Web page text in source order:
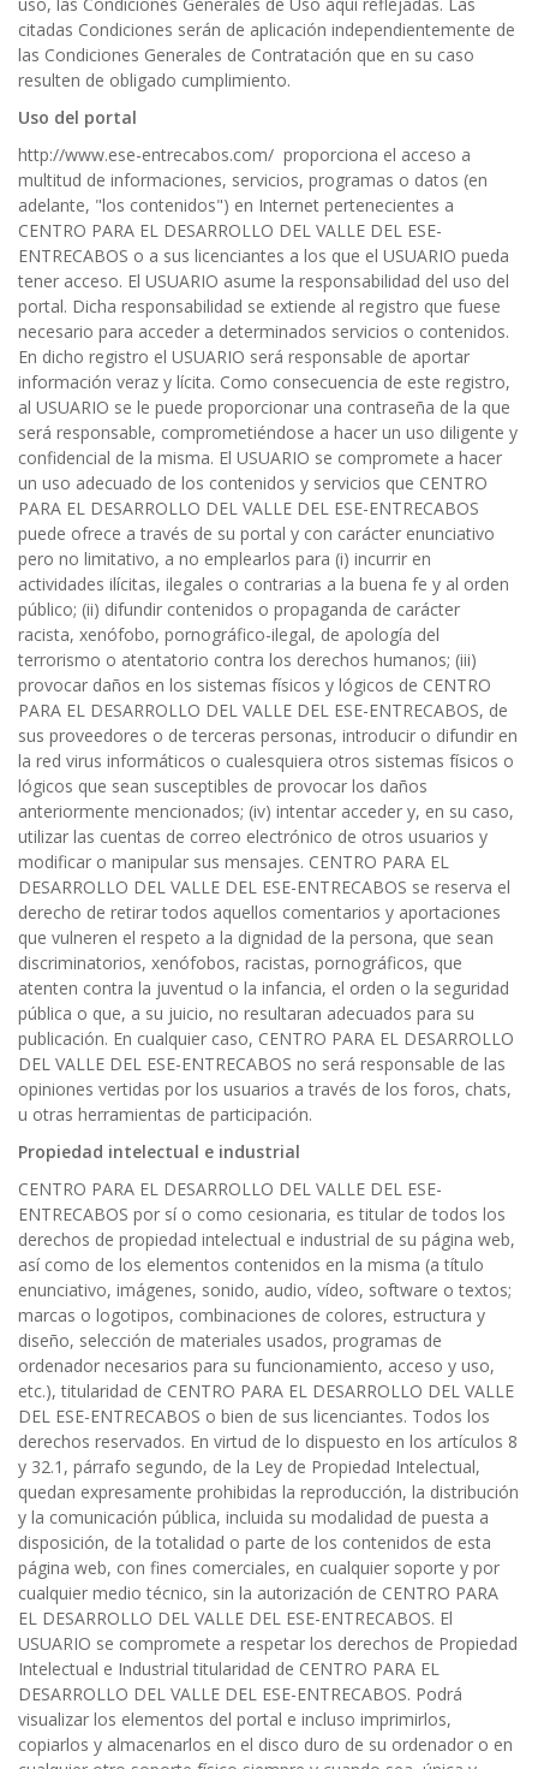
citadas Condiciones serán de aplicación independientemente de
las Condiciones Generales de Contratación que en su caso
resulten de obligado cumplimiento.
Uso del portal
http://www.ese-entrecabos.com/ proporciona el acceso a
multitud de informaciones, servicios, programas o datos (en
adelante, "los contenidos") en Internet pertenecientes a
CENTRO PARA EL DESARROLLO DEL VALLE DEL ESE-
ENTRECABOS o a sus licenciantes a los que el USUARIO pueda
tener acceso. El USUARIO asume la responsabilidad del uso del
portal. Dicha responsabilidad se extiende al registro que fuese
necesario para acceder a determinados servicios o contenidos.
En dicho registro el USUARIO será responsable de aportar
información veraz y lícita. Como consecuencia de este registro,
al USUARIO se le puede proporcionar una contraseña de la que
será responsable, comprometiéndose a hacer un uso diligente y
confidencial de la misma. El USUARIO se compromete a hacer
un uso adecuado de los contenidos y servicios que CENTRO
PARA EL DESARROLLO DEL VALLE DEL ESE-ENTRECABOS
puede ofrece a través de su portal y con carácter enunciativo
pero no limitativo, a no emplearlos para (i) incurrir en
actividades ilícitas, ilegales o contrarias a la buena fe y al orden
público; (ii) difundir contenidos o propaganda de carácter
racista, xenófobo, pornográfico-ilegal, de apología del
terrorismo o atentatorio contra los derechos humanos; (iii)
provocar daños en los sistemas físicos y lógicos de CENTRO
PARA EL DESARROLLO DEL VALLE DEL ESE-ENTRECABOS, de
sus proveedores o de terceras personas, introducir o difundir en
la red virus informáticos o cualesquiera otros sistemas físicos o
lógicos que sean susceptibles de provocar los daños
anteriormente mencionados; (iv) intentar acceder y, en su caso,
utilizar las cuentas de correo electrónico de otros usuarios y
modificar o manipular sus mensajes. CENTRO PARA EL
DESARROLLO DEL VALLE DEL ESE-ENTRECABOS se reserva el
derecho de retirar todos aquellos comentarios y aportaciones
que vulneren el respeto a la dignidad de la persona, que sean
discriminatorios, xenófobos, racistas, pornográficos, que
atenten contra la juventud o la infancia, el orden o la seguridad
pública o que, a su juicio, no resultaran adecuados para su
publicación. En cualquier caso, CENTRO PARA EL DESARROLLO
DEL VALLE DEL ESE-ENTRECABOS no será responsable de las
opiniones vertidas por los usuarios a través de los foros, chats,
u otras herramientas de participación.
Propiedad intelectual e industrial
CENTRO PARA EL DESARROLLO DEL VALLE DEL ESE-
ENTRECABOS por sí o como cesionaria, es titular de todos los
derechos de propiedad intelectual e industrial de su página web,
así como de los elementos contenidos en la misma (a título
enunciativo, imágenes, sonido, audio, vídeo, software o textos;
marcas o logotipos, combinaciones de colores, estructura y
diseño, selección de materiales usados, programas de
ordenador necesarios para su funcionamiento, acceso y uso,
etc.), titularidad de CENTRO PARA EL DESARROLLO DEL VALLE
DEL ESE-ENTRECABOS o bien de sus licenciantes. Todos los
derechos reservados. En virtud de lo dispuesto en los artículos 8
y 32.1, párrafo segundo, de la Ley de Propiedad Intelectual,
quedan expresamente prohibidas la reproducción, la distribución
y la comunicación pública, incluida su modalidad de puesta a
disposición, de la totalidad o parte de los contenidos de esta
página web, con fines comerciales, en cualquier soporte y por
cualquier medio técnico, sin la autorización de CENTRO PARA
EL DESARROLLO DEL VALLE DEL ESE-ENTRECABOS. El
USUARIO se compromete a respetar los derechos de Propiedad
Intelectual e Industrial titularidad de CENTRO PARA EL
DESARROLLO DEL VALLE DEL ESE-ENTRECABOS. Podrá
visualizar los elementos del portal e incluso imprimirlos,
copiarlos y almacenarlos en el disco duro de su ordenador o en